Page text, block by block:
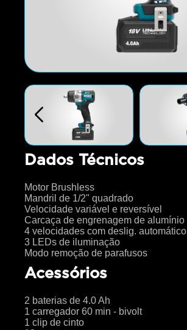
Dados Técnicos
Motor Brushless
Mandril de 1/2" quadrado
Velocidade variável e reversível
Carcaça de engrenagem de alumínio
4 velocidades com deslig. automático
3 LEDs de iluminação
Modo remoção de parafusos
Acessórios
2 baterias de 4.0 Ah
1 carregador 60 min - bivolt
1 clip de cinto